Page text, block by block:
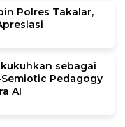
Polres Takalar,
sebagai
Semiotic Pedagogy
AI